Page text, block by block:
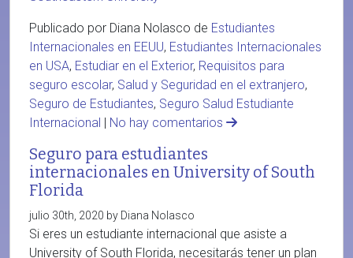
Publicado por Diana Nolasco de Estudiantes
Internacionales en EEUU, Estudiantes Internacionales
en USA, Estudiar en el Exterior, Requisitos para
seguro escolar, Salud y Seguridad en el extranjero,
Seguro de Estudiantes, Seguro Salud Estudiante
Internacional | No hay comentarios
Seguro para estudiantes
internacionales en University of South
Florida
julio 30th, 2020 by Diana Nolasco
Si eres un estudiante internacional que asiste a
University of South Florida, necesitarás tener un plan